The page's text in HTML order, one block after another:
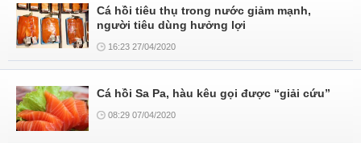
Cá hồi tiêu thụ trong nước giảm mạnh,
người tiêu dùng hưởng lợi
16:23 27/04/2020
Cá hồi Sa Pa, hàu kêu gọi được “giải cứu”
08:29 07/04/2020